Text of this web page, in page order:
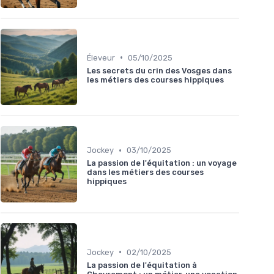
Éleveur • 05/10/2025
Les secrets du crin des Vosges dans
les métiers des courses hippiques
Jockey • 03/10/2025
La passion de l'équitation : un voyage
dans les métiers des courses
hippiques
Jockey • 02/10/2025
La passion de l'équitation à